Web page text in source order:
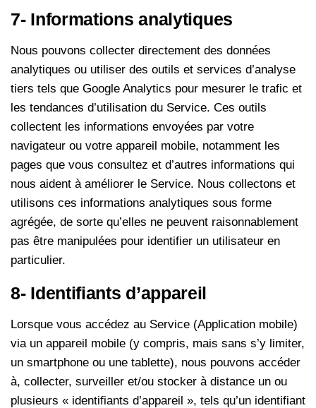
7- Informations analytiques
Nous pouvons collecter directement des données
analytiques ou utiliser des outils et services d’analyse
tiers tels que Google Analytics pour mesurer le trafic et
les tendances d’utilisation du Service. Ces outils
collectent les informations envoyées par votre
navigateur ou votre appareil mobile, notamment les
pages que vous consultez et d’autres informations qui
nous aident à améliorer le Service. Nous collectons et
utilisons ces informations analytiques sous forme
agrégée, de sorte qu’elles ne peuvent raisonnablement
pas être manipulées pour identifier un utilisateur en
particulier.
8- Identifiants d’appareil
Lorsque vous accédez au Service (Application mobile)
via un appareil mobile (y compris, mais sans s’y limiter,
un smartphone ou une tablette), nous pouvons accéder
à, collecter, surveiller et/ou stocker à distance un ou
plusieurs « identifiants d’appareil », tels qu’un identifiant